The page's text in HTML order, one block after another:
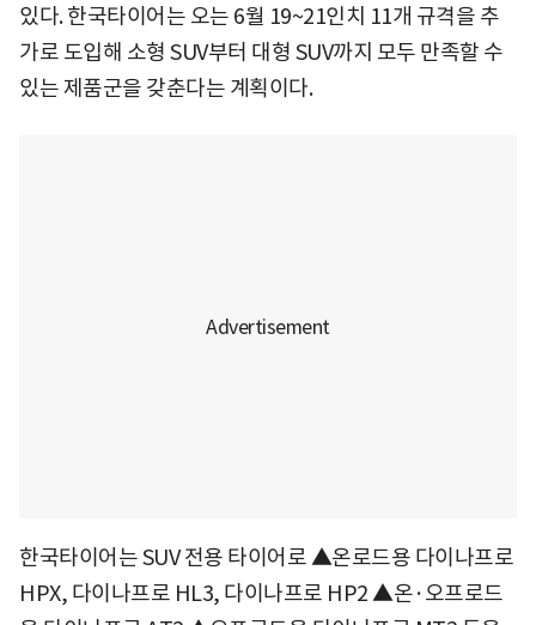
있다. 한국타이어는 오는 6월 19~21인치 11개 규격을 추
가로 도입해 소형 SUV부터 대형 SUV까지 모두 만족할 수
있는 제품군을 갖춘다는 계획이다.
한국타이어는 SUV 전용 타이어로 ▲온로드용 다이나프로
HPX, 다이나프로 HL3, 다이나프로 HP2 ▲온·오프로드